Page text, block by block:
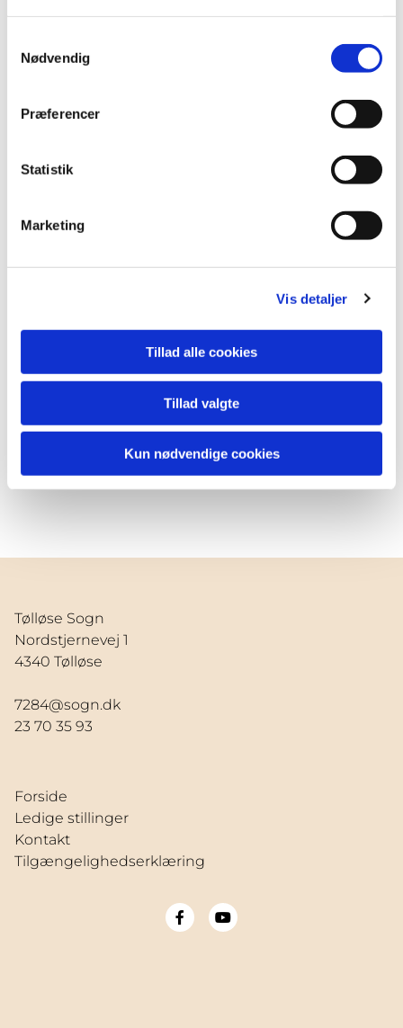
Nødvendig
Præferencer
Statistik
Marketing
Vis detaljer
Tillad alle cookies
Tillad valgte
Kun nødvendige cookies
LOF Holbæk-Lejre
sang og musik, kan man dukke op til en af deres
LOFs hjemmeside
man skal blot tilmelde sig gennem LOF
Lær mere
Tølløse Sogn
Nordstjernevej 1
4340 Tølløse
7284@sogn.dk
23 70 35 93
Forside
Ledige stillinger
Kontakt
Tilgængelighedserklæring